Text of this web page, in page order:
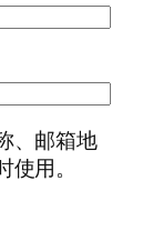
、邮箱地
用。